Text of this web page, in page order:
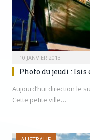
10 JANVIER 2013
Photo du jeudi :
Aujourd’hui direction le
Cette petite ville…